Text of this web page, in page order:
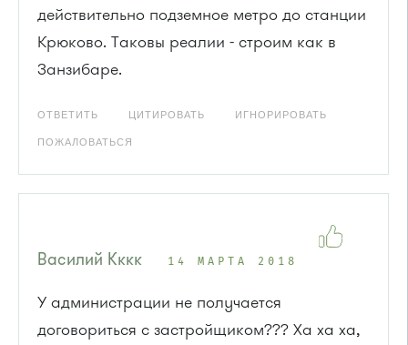
действительно подземное метро до станции
Крюково. Таковы реалии - строим как в
Занзибаре.
ОТВЕТИТЬ ЦИТИРОВАТЬ ИГНОРИРОВАТЬ
ПОЖАЛОВАТЬСЯ
Василий Кккк 14 МАРТА 2018
У администрации не получается
договориться с застройщиком??? Ха ха ха,